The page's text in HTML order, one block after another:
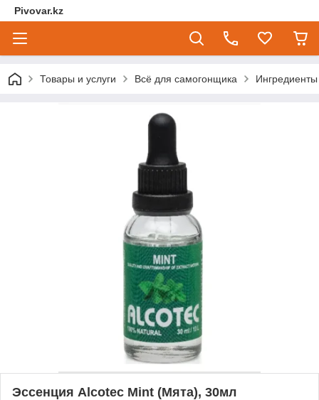
Pivovar.kz
Товары и услуги Всё для самогонщика
Эссенция Alcotec Mint (Мята), 30мл